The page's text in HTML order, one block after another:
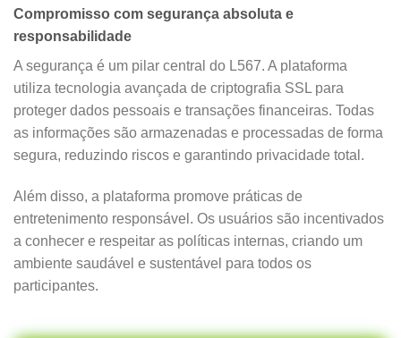
Compromisso com segurança absoluta e
responsabilidade
A segurança é um pilar central do L567. A plataforma
utiliza tecnologia avançada de criptografia SSL para
proteger dados pessoais e transações financeiras. Todas
as informações são armazenadas e processadas de forma
segura, reduzindo riscos e garantindo privacidade total.
Além disso, a plataforma promove práticas de
entretenimento responsável. Os usuários são incentivados
a conhecer e respeitar as políticas internas, criando um
ambiente saudável e sustentável para todos os
participantes.